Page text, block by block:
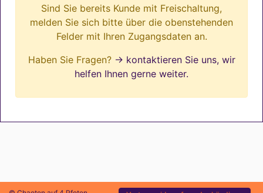
Sind Sie bereits Kunde mit Freischaltung,
melden Sie sich bitte über die obenstehenden
Felder mit Ihren Zugangsdaten an.
Haben Sie Fragen? → kontaktieren Sie uns, wir
helfen Ihnen gerne weiter.